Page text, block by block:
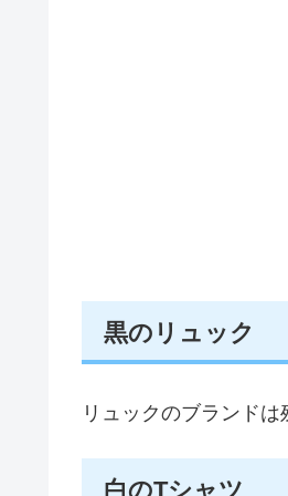
黒のリュック
リュックのブランドは
白のTシャツ